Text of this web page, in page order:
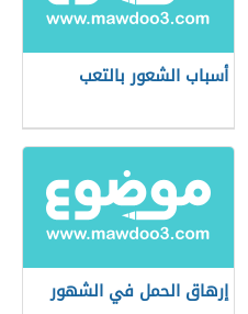
أسباب الشعور بالتعب
إرهاق الحمل في الشهور